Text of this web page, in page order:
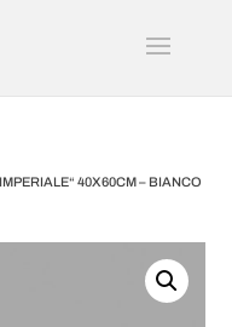
40X60CM – BIANCO